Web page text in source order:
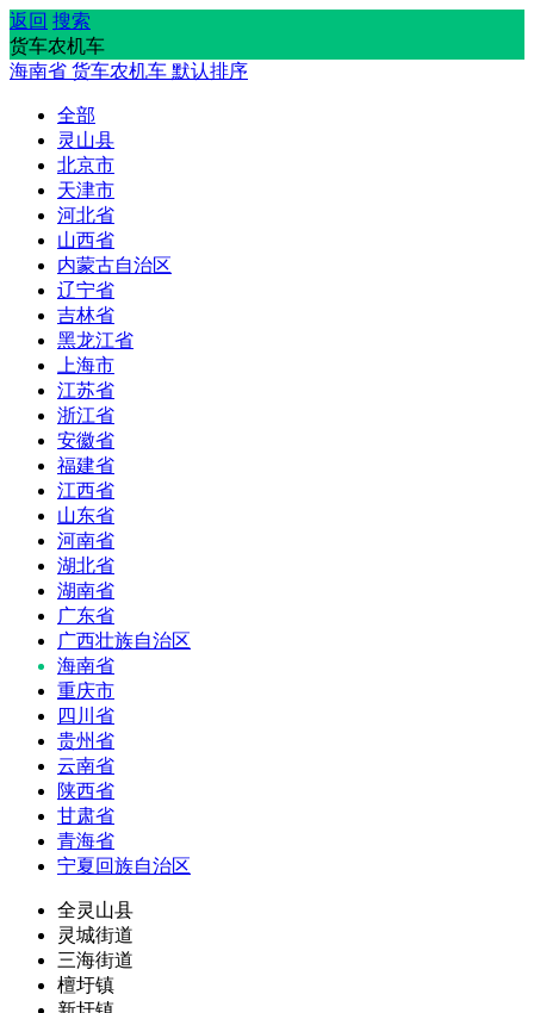
返回 搜索
货车农机车
海南省 货车农机车 默认排序
全部
灵山县
北京市
天津市
河北省
山西省
内蒙古自治区
辽宁省
吉林省
黑龙江省
上海市
江苏省
浙江省
安徽省
福建省
江西省
山东省
河南省
湖北省
湖南省
广东省
广西壮族自治区
海南省
重庆市
四川省
贵州省
云南省
陕西省
甘肃省
青海省
宁夏回族自治区
全灵山县
灵城街道
三海街道
檀圩镇